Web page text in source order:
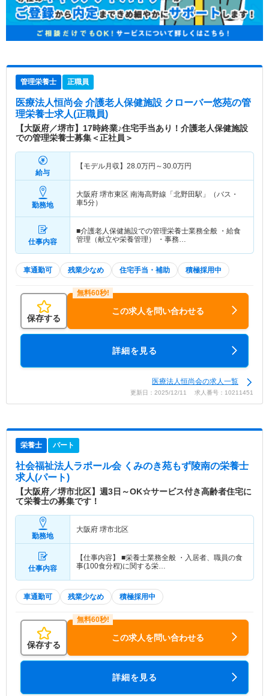
管理栄養士 正職員
医療法人恒尚会 介護老人保健施設 クローバー悠苑の管
理栄養士求人(正職員)
【大阪府／堺市】17時終業♪住宅手当あり！介護老人保健施設
での管理栄養士募集＜正社員＞
給与
【モデル月収】 28.0万円～30.0万円
勤務地
大阪府 堺市東区 南海高野線「北野田駅」（バス・
車5分）
仕事内容
■介護老人保健施設での管理栄養士業務全般 ・給食
管理（献立や栄養管理） ・事務…
車通勤可 残業少なめ 住宅手当・補助 積極採用中
保存する
この求人を問い合わせる
詳細を見る
医療法人恒尚会の求人一覧
更新日：2025/12/11 求人番号：10211451
栄養士 パート
社会福祉法人ラポール会 くみのき苑もず陵南の栄養士
求人(パート)
【大阪府／堺市北区】週3日～OK☆サービス付き高齢者住宅に
て栄養士の募集です！
勤務地
大阪府 堺市北区
仕事内容
【仕事内容】 ■栄養士業務全般 ・入居者、職員の食
事(100食分程)に関する栄…
車通勤可 残業少なめ 積極採用中
保存する
この求人を問い合わせる
詳細を見る